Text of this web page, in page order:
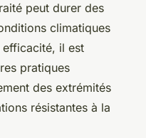
peut durer des
climatiques
il est
pratiques
des extrémités
résistantes à la